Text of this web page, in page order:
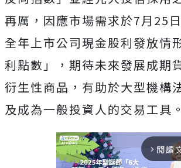
再厲，因應市場需求於7月25
全年上市公司現金股利發放情
利點數」，期待未來發展成期
衍生性商品，有助於大型機構
及成為一般投資人的交易工具。
arrow_forward_ios 閱讀